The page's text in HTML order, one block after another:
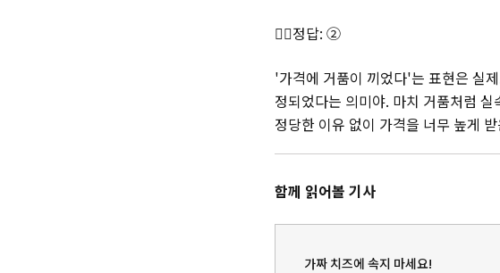
👉🏻정답: ②
'가격에 거품이 끼었다'는 표현은 실
정되었다는 의미야. 마치 거품처럼
정당한 이유 없이 가격을 너무 높게
함께 읽어볼 기사
가짜 치즈에 속지 마세요!